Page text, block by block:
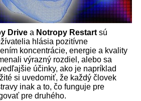
Drive a Notropy Restart sú
hlásia pozitívne
koncentrácie, energie a kvality
výrazný rozdiel, alebo sa
účinky, ako je napríklad
si uvedomiť, že každý človek
inak a to, čo funguje pre
pre druhého.